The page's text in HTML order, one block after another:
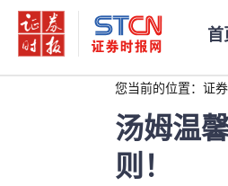
您当前的位置： 证
汤姆温
则！